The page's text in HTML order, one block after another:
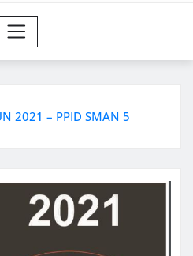
2021 – PPID SMAN 5